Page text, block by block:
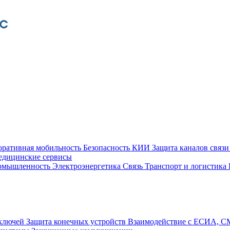
мобильность Безопасность КИИ Защита каналов
сервисы
Электроэнергетика Связь Транспорт и логистика
Защита конечных устройств Взаимодействие с ЕСИА,